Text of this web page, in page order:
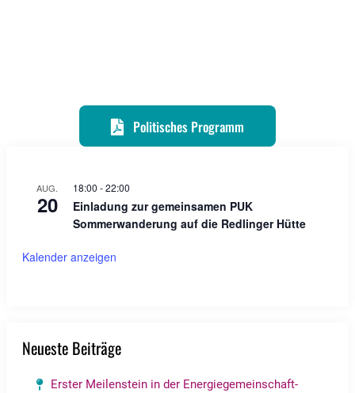
Politisches Programm
AUG.
20
18:00 -22:00
Einladung zur gemeinsamen PUK
Sommerwanderung auf die Redlinger Hütte
Kalender anzeigen
Neueste Beiträge
Erster Meilenstein in der Energiegemeinschaft-